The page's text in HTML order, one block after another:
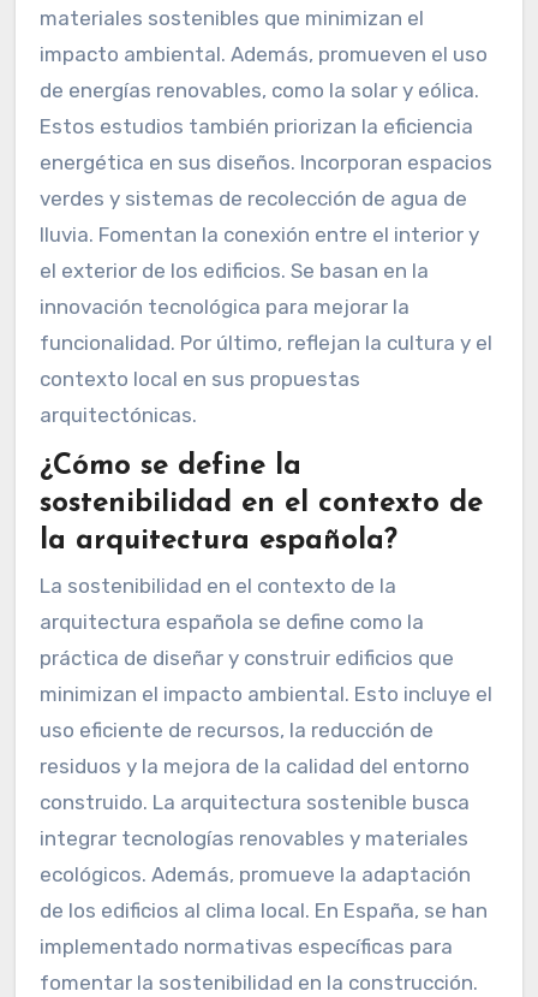
materiales sostenibles que minimizan el
impacto ambiental. Además, promueven el uso
de energías renovables, como la solar y eólica.
Estos estudios también priorizan la eficiencia
energética en sus diseños. Incorporan espacios
verdes y sistemas de recolección de agua de
lluvia. Fomentan la conexión entre el interior y
el exterior de los edificios. Se basan en la
innovación tecnológica para mejorar la
funcionalidad. Por último, reflejan la cultura y el
contexto local en sus propuestas
arquitectónicas.
¿Cómo se define la
sostenibilidad en el contexto de
la arquitectura española?
La sostenibilidad en el contexto de la
arquitectura española se define como la
práctica de diseñar y construir edificios que
minimizan el impacto ambiental. Esto incluye el
uso eficiente de recursos, la reducción de
residuos y la mejora de la calidad del entorno
construido. La arquitectura sostenible busca
integrar tecnologías renovables y materiales
ecológicos. Además, promueve la adaptación
de los edificios al clima local. En España, se han
implementado normativas específicas para
fomentar la sostenibilidad en la construcción.